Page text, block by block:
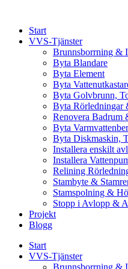
contentStart
VVS-Tjänster
Brunnsborrning &
Byta Blandare
Byta Element
Byta
Byta Golvbrunn,
Byta Rörledningar
Renovera Badrum
Byta
Byta Diskmaskin,
Installera enskilt
Installera
Relining
Stambyte &
Stamspolning &
Stopp i Avlopp &
Projekt
Blogg
Start
VVS-Tjänster
Brunnsborrning &